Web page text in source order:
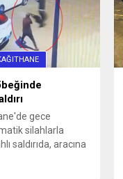
gece
silahlarla
saldırıda, aracına
şans eseri
Saldırı anı